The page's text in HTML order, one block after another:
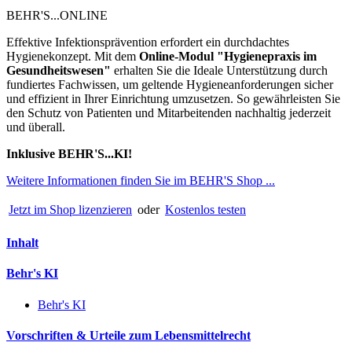
BEHR'S...ONLINE
Effektive Infektionsprävention erfordert ein durchdachtes
Hygienekonzept. Mit dem Online-Modul "Hygienepraxis im
Gesundheitswesen" erhalten Sie die Ideale Unterstützung durch
fundiertes Fachwissen, um geltende Hygieneanforderungen sicher
und effizient in Ihrer Einrichtung umzusetzen. So gewährleisten Sie
den Schutz von Patienten und Mitarbeitenden nachhaltig jederzeit
und überall.
Inklusive BEHR'S...KI!
Weitere Informationen finden Sie im BEHR'S Shop ...
Jetzt im Shop lizenzieren oder Kostenlos testen
Inhalt
Behr's KI
Behr's KI
Vorschriften & Urteile zum Lebensmittelrecht